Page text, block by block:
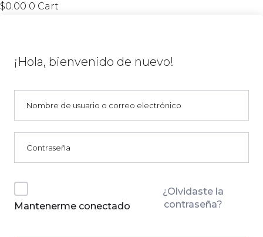
$0.00 0 Cart
¡Hola, bienvenido de nuevo!
Mantenerme conectado
¿Olvidaste la
contraseña?